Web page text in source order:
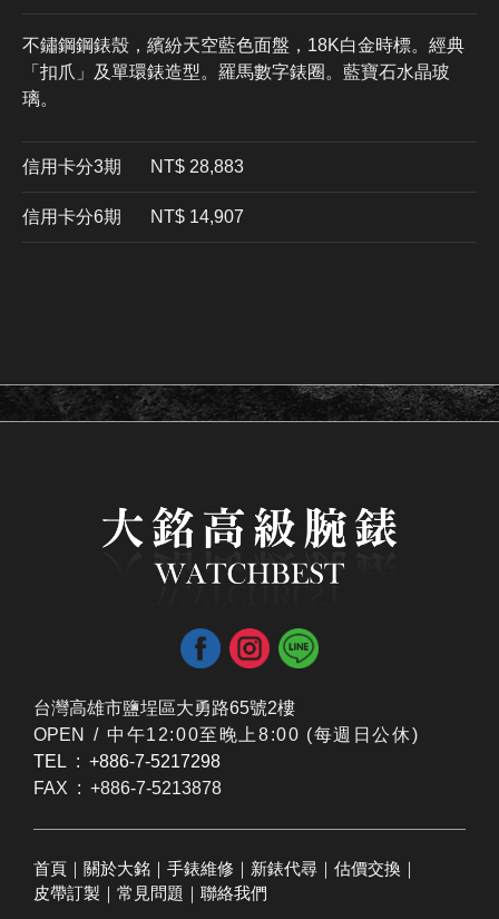
不鏽鋼鋼錶殼，繽紛天空藍色面盤，18K白金時標。經典
「扣爪」及單環錶造型。羅馬數字錶圈。藍寶石水晶玻
璃。
信用卡分3期 ​NT$ 28,883
信用卡分6期 NT$ 14,907
台灣高雄市鹽埕區大勇路65號2樓
OPEN / ​中午12:00至晚上8:00 (每週日公休)
TEL : +886-7-5217298
FAX : +886-7-5213878
首頁 ｜ 關於大銘 ｜ 手錶維修 ｜ 新錶代尋 ｜ 估價交換 ｜
皮帶訂製 ｜ 常見問題 ｜ 聯絡我們